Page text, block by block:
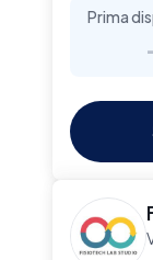
Prima